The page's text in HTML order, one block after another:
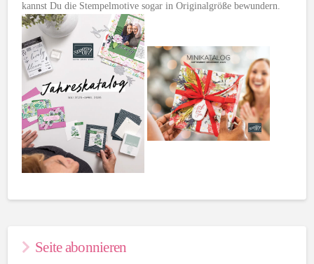
kannst Du die Stempelmotive sogar in Originalgröße bewundern.
Seite abonnieren